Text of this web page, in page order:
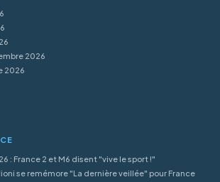
2026
2026
: France 2 et M6 disent "vive le sport !"
se remémore "La dernière veillée" pour France